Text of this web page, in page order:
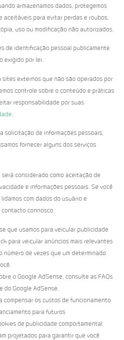
armazenamos dados, protegemos
aceitáveis ​​para evitar perdas e roubos,
uso ou modificação não autorizados.
de identificação pessoal publicamente
exigido por lei.
externos que não são operados por
controle sobre o conteúdo e práticas
responsabilidade por suas
.
solicitação de informações pessoais,
fornecer alguns dos serviços
considerado como aceitação de
e informações pessoais. Se você
com dados do usuário e
contacto connosco.
que usamos para veicular publicidade
para veicular anúncios mais relevantes
número de vezes que um determinado
o Google AdSense, consulte as FAQs
do Google AdSense.
compensar os custos de funcionamento
para futuros
de publicidade comportamental
projetados para garantir que você